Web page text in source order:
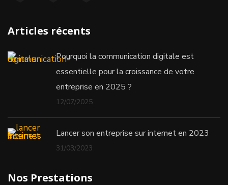
Articles récents
Pourquoi la communication digitale est
essentielle pour la croissance de votre
entreprise en 2025 ?
12/07/2025
Lancer son entreprise sur internet en 2023
31/03/2023
Nos Prestations